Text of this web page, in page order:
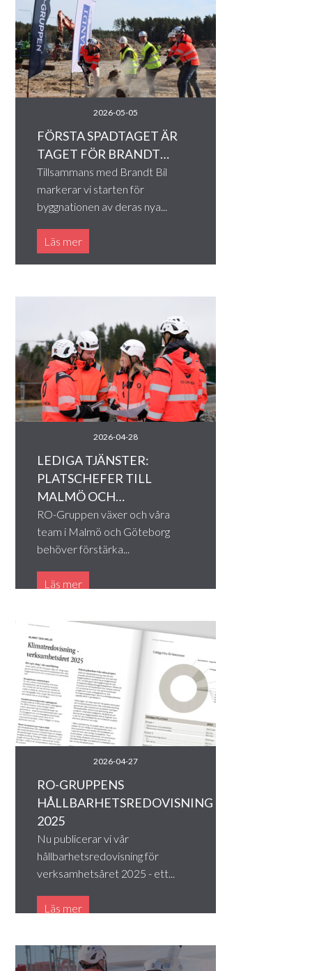
2026-05-05
FÖRSTA SPADTAGET ÄR
TAGET FÖR BRANDT…
Tillsammans med Brandt Bil
markerar vi starten för
byggnationen av deras nya...
Läs mer
2026-04-28
LEDIGA TJÄNSTER:
PLATSCHEFER TILL
MALMÖ OCH…
RO-Gruppen växer och våra
team i Malmö och Göteborg
behöver förstärka...
Läs mer
2026-04-27
RO-GRUPPENS
HÅLLBARHETSREDOVISNING
2025
Nu publicerar vi vår
hållbarhetsredovisning för
verksamhetsåret 2025 - ett...
Läs mer